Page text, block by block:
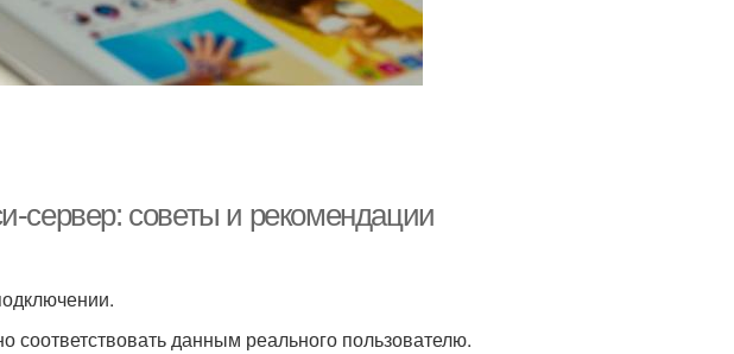
сервер: советы и рекомендации
данным реального пользователю.